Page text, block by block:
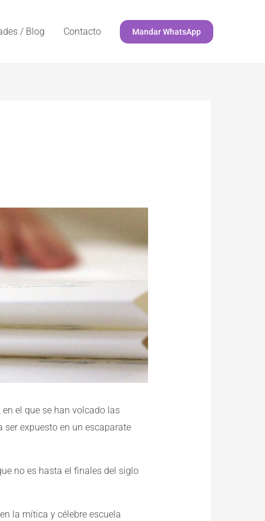
/ Blog Contacto Mandar WhatsApp
el que se han volcado las
ser expuesto en un escaparate
no es hasta el finales del siglo
la mítica y célebre escuela